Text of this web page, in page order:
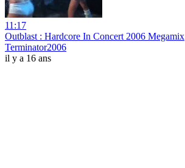
11:17
Outblast : Hardcore In Concert 2006 Megamix
Terminator2006
il y a 16 ans